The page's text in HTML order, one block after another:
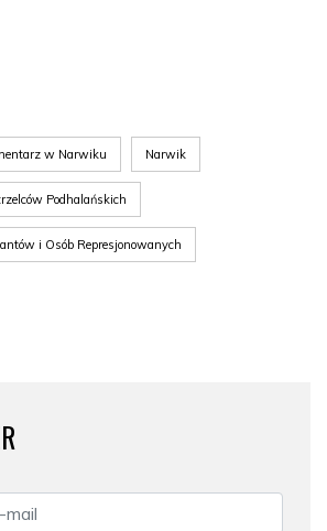
w Narwiku Narwik
Podhalańskich
i Osób Represjonowanych